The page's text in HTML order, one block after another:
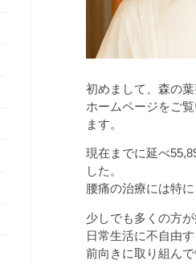
初めまして、森の葉
ホームページをご
ます。
現在までに延べ
した。
腰痛の治療には特に
少しでも多くの方が
日常生活に不自由
前向きに取り組ん